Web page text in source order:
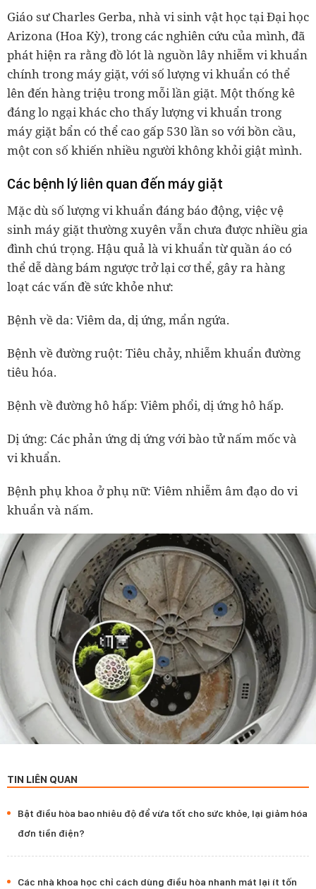
Giáo sư Charles Gerba, nhà vi sinh vật học tại Đại học
Arizona (Hoa Kỳ), trong các nghiên cứu của mình, đã
phát hiện ra rằng đồ lót là nguồn lây nhiễm vi khuẩn
chính trong máy giặt, với số lượng vi khuẩn có thể
lên đến hàng triệu trong mỗi lần giặt. Một thống kê
đáng lo ngại khác cho thấy lượng vi khuẩn trong
máy giặt bẩn có thể cao gấp 530 lần so với bồn cầu,
một con số khiến nhiều người không khỏi giật mình.
Các bệnh lý liên quan đến máy giặt
Mặc dù số lượng vi khuẩn đáng báo động, việc vệ
sinh máy giặt thường xuyên vẫn chưa được nhiều gia
đình chú trọng. Hậu quả là vi khuẩn từ quần áo có
thể dễ dàng bám ngược trở lại cơ thể, gây ra hàng
loạt các vấn đề sức khỏe như:
Bệnh về da: Viêm da, dị ứng, mẩn ngứa.
Bệnh về đường ruột: Tiêu chảy, nhiễm khuẩn đường
tiêu hóa.
Bệnh về đường hô hấp: Viêm phổi, dị ứng hô hấp.
Dị ứng: Các phản ứng dị ứng với bào tử nấm mốc và
vi khuẩn.
Bệnh phụ khoa ở phụ nữ: Viêm nhiễm âm đạo do vi
khuẩn và nấm.
TIN LIÊN QUAN
Bật điều hòa bao nhiêu độ để vừa tốt cho sức khỏe, lại giảm hóa
đơn tiền điện?
Các nhà khoa học chỉ cách dùng điều hòa nhanh mát lại ít tốn